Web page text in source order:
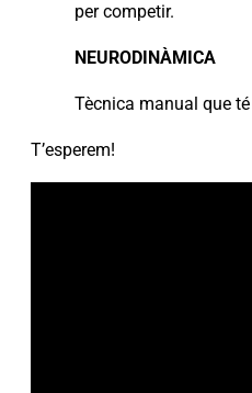
per competir.
NEURODINÀMICA
Tècnica manual que
T’esperem!